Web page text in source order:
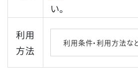
い。
利用
方法
利用条件・利用方法な